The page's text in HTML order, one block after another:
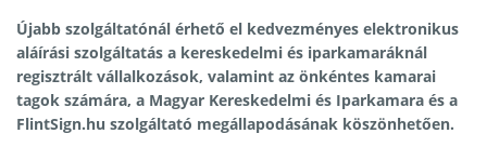
Újabb szolgáltatónál érhető el kedvezményes elektronikus
aláírási szolgáltatás a kereskedelmi és iparkamaráknál
regisztrált vállalkozások, valamint az önkéntes kamarai
tagok számára, a Magyar Kereskedelmi és Iparkamara és a
FlintSign.hu szolgáltató megállapodásának köszönhetően.